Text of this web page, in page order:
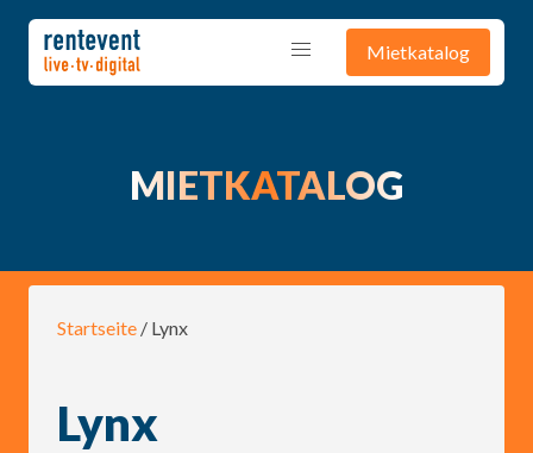
Mietkatalog
MIETKATALOG
Startseite / Lynx
Lynx